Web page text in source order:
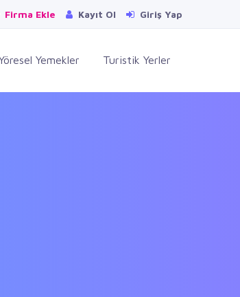
Firma Ekle Kayıt Ol Giriş Yap
Yemekler Turistik Yerler